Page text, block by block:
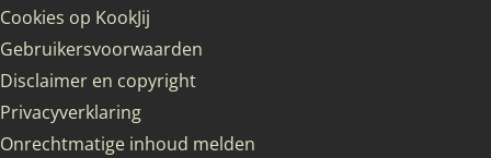
Cookies op KookJij
Gebruikersvoorwaarden
Disclaimer en copyright
Privacyverklaring
Onrechtmatige inhoud melden